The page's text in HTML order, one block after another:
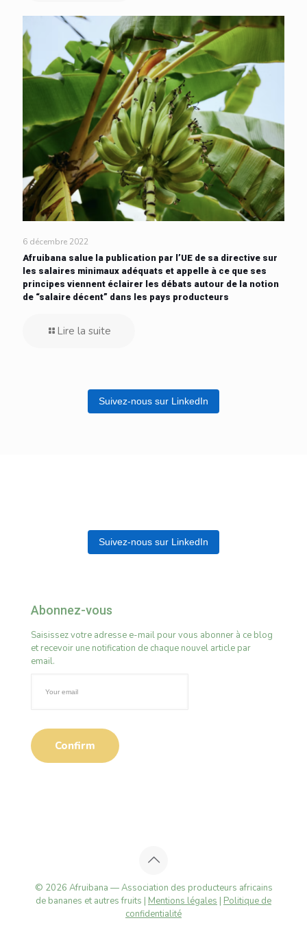
6 décembre 2022
Afruibana salue la publication par l’UE de sa directive sur
les salaires minimaux adéquats et appelle à ce que ses
principes viennent éclairer les débats autour de la notion
de “salaire décent” dans les pays producteurs
Lire la suite
Suivez-nous sur LinkedIn
Suivez-nous sur LinkedIn
Abonnez-vous
Saisissez votre adresse e-mail pour vous abonner à ce blog
et recevoir une notification de chaque nouvel article par
email.
© 2026 Afruibana — Association des producteurs africains
de bananes et autres fruits | Mentions légales
Politique de
confidentialité